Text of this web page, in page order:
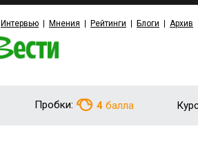
Интервью Мнения Рейтинги Блоги Архив
Пробки: 4 балла